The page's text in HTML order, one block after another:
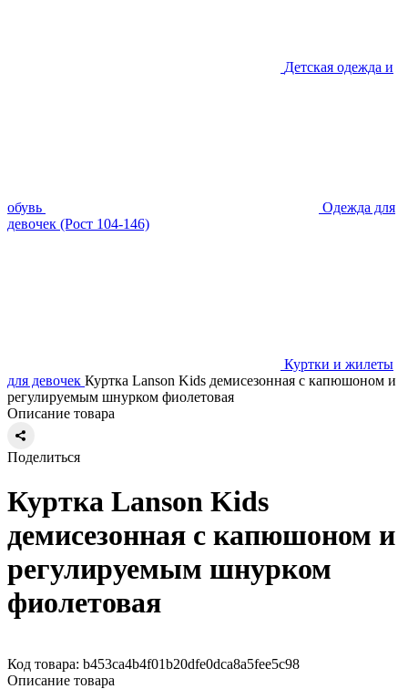
Детская одежда и
обувь
Одежда для
девочек (Рост 104-146)
Куртки и жилеты
для девочек Куртка Lanson Kids демисезонная с капюшоном и
регулируемым шнурком фиолетовая
Описание товара
Поделиться
Куртка Lanson Kids
демисезонная с капюшоном и
регулируемым шнурком
фиолетовая
Код товара: b453ca4b4f01b20dfe0dca8a5fee5c98
Описание товара